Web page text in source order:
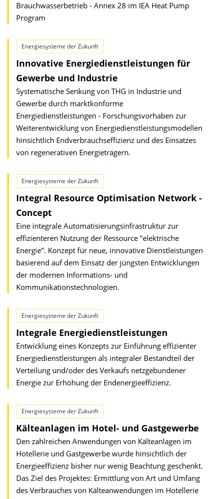
Brauchwasserbetrieb - Annex 28 im IEA Heat Pump
Program
Energiesysteme der Zukunft
Innovative Energiedienstleistungen für
Gewerbe und Industrie
Systematische Senkung von THG in Industrie und
Gewerbe durch marktkonforme
Energiedienstleistungen - Forschungsvorhaben zur
Weiterentwicklung von Energiedienstleistungsmodellen
hinsichtlich Endverbrauchseffizienz und des Einsatzes
von regenerativen Energieträgern.
Energiesysteme der Zukunft
Integral Resource Optimisation Network -
Concept
Eine integrale Automatisierungsinfrastruktur zur
effizienteren Nutzung der Ressource "elektrische
Energie". Konzept für neue, innovative Dienstleistungen
basierend auf dem Einsatz der jüngsten Entwicklungen
der modernen Informations- und
Kommunikationstechnologien.
Energiesysteme der Zukunft
Integrale Energiedienstleistungen
Entwicklung eines Konzepts zur Einführung effizienter
Energiedienstleistungen als integraler Bestandteil der
Verteilung und/oder des Verkaufs netzgebundener
Energie zur Erhöhung der Endenergieeffizienz.
Energiesysteme der Zukunft
Kälteanlagen im Hotel- und Gastgewerbe
Den zahlreichen Anwendungen von Kälteanlagen im
Hotellerie und Gastgewerbe wurde hinsichtlich der
Energieeffizienz bisher nur wenig Beachtung geschenkt.
Das Ziel des Projektes: Ermittlung von Art und Umfang
des Verbrauches von Kälteanwendungen im Hotellerie